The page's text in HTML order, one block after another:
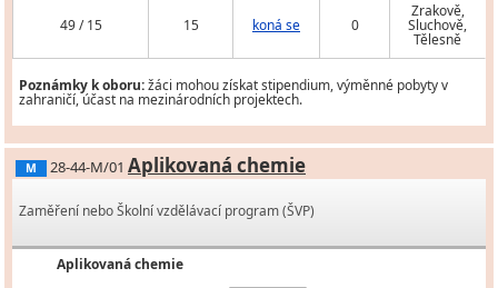
49 / 15 15 koná se 0
Zrakově,
Sluchově,
Tělesně
Poznámky k oboru:žáci mohou získat stipendium, výměnné pobyty v
zahraničí, účast na mezinárodních projektech.
M 28-44-M/01 Aplikovaná chemie
Zaměření nebo Školní vzdělávací program (ŠVP)
Aplikovaná chemie